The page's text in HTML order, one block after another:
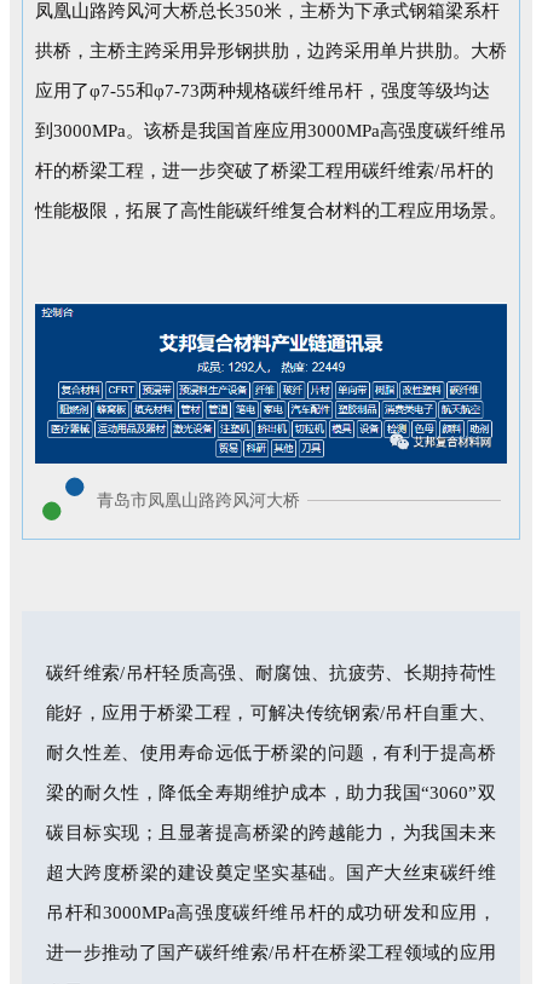
凤凰山路跨风河大桥总长350米，主桥为下承式钢箱梁系杆
拱桥，主桥主跨采用异形钢拱肋，边跨采用单片拱肋。大桥
应用了φ7-55和φ7-73两种规格碳纤维吊杆，强度等级均达
到3000MPa。该桥是我国首座应用3000MPa高强度碳纤维吊
杆的桥梁工程，进一步突破了桥梁工程用碳纤维索/吊杆的
性能极限，拓展了高性能碳纤维复合材料的工程应用场景。
青岛市凤凰山路跨风河大桥
碳纤维索/吊杆轻质高强、耐腐蚀、抗疲劳、长期持荷性
能好，应用于桥梁工程，可解决传统钢索/吊杆自重大、
耐久性差、使用寿命远低于桥梁的问题，有利于提高桥
梁的耐久性，降低全寿期维护成本，助力我国“3060”双
碳目标实现；且显著提高桥梁的跨越能力，为我国未来
超大跨度桥梁的建设奠定坚实基础。国产大丝束碳纤维
吊杆和3000MPa高强度碳纤维吊杆的成功研发和应用，
进一步推动了国产碳纤维索/吊杆在桥梁工程领域的应用